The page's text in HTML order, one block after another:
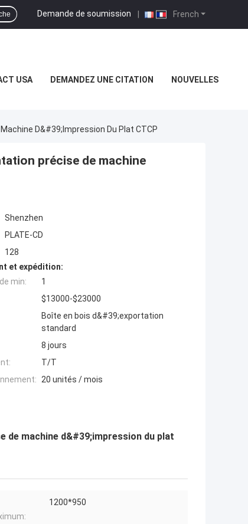
French
Demande de soumission |
USA DEMANDEZ UNE CITATION NOUVELLES
D&#39;impression Du Plat CTCP
précise de machine
Shenzhen
PLATE-CD
128
et expédition:
min:
1
$13000-$23000
Boîte en bois d&#39;exportation
standard
8 jours
T/T
20 unités / mois
de machine d&#39;impression du plat
1200*950